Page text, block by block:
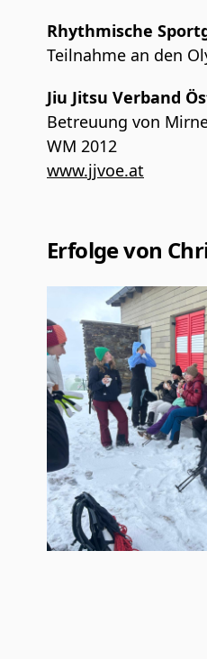
Rhythmische
Teilnahme an den
Jiu Jitsu Verband
Betreuung von
WM 2012
www.jjvoe.at
Erfolge von